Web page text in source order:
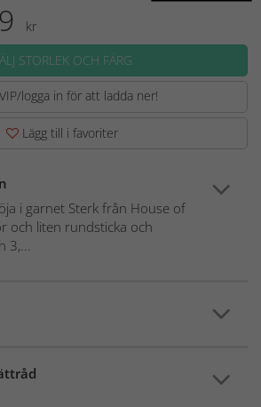
kr
STORLEK OCH FÄRG
logga in för att ladda ner!
Lägg till i favoriter
i garnet Sterk från House of
och liten rundsticka och
3,...